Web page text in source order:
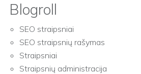
Blogroll
SEO straipsniai
SEO straipsnių rašymas
Straipsniai
Straipsnių administracija